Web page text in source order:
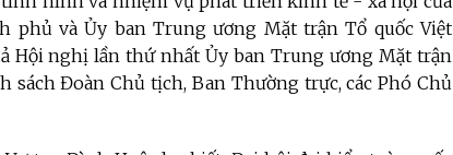
phủ và Ủy ban Trung ương Mặt trận Tổ quốc Việt
Hội nghị lần thứ nhất Ủy ban Trung ương Mặt trận
sách Đoàn Chủ tịch, Ban Thường trực, các Phó Chủ